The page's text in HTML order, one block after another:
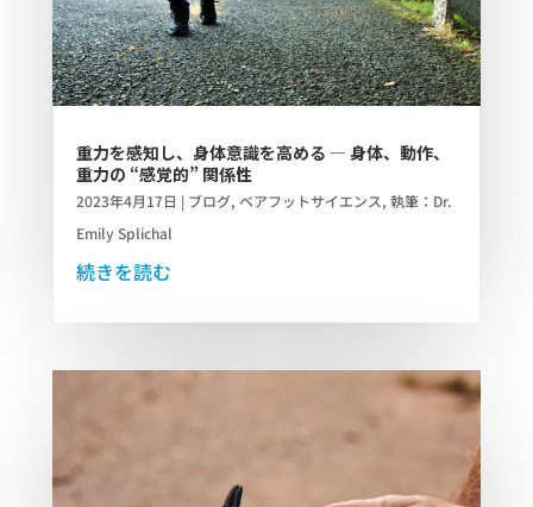
重力を感知し、身体意識を高める ― 身体、動作、
重力の “感覚的” 関係性
2023年4月17日 | ブログ, ベアフットサイエンス, 執筆：Dr.
Emily Splichal
続きを読む